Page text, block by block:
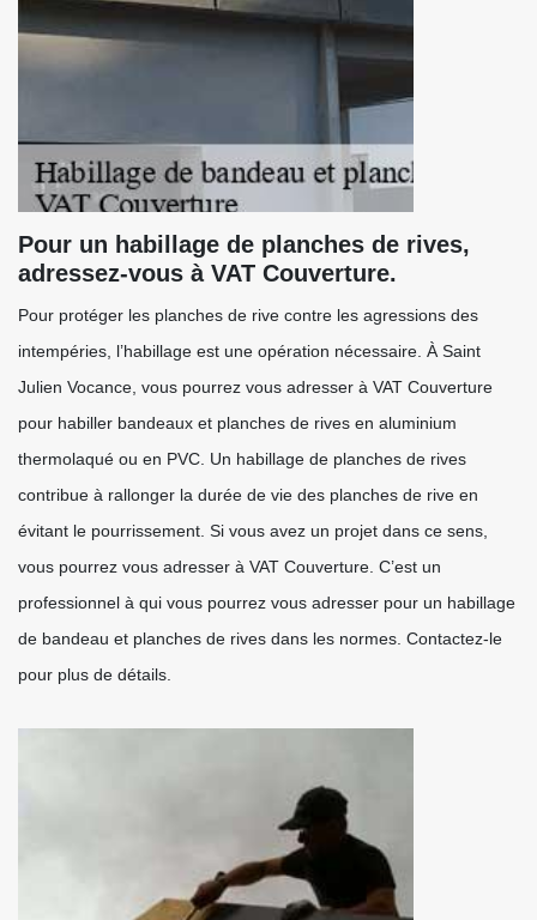
Pour un habillage de planches de rives,
adressez-vous à VAT Couverture.
Pour protéger les planches de rive contre les agressions des
intempéries, l’habillage est une opération nécessaire. À Saint
Julien Vocance, vous pourrez vous adresser à VAT Couverture
pour habiller bandeaux et planches de rives en aluminium
thermolaqué ou en PVC. Un habillage de planches de rives
contribue à rallonger la durée de vie des planches de rive en
évitant le pourrissement. Si vous avez un projet dans ce sens,
vous pourrez vous adresser à VAT Couverture. C’est un
professionnel à qui vous pourrez vous adresser pour un habillage
de bandeau et planches de rives dans les normes. Contactez-le
pour plus de détails.